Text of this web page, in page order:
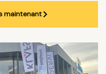
maintenant